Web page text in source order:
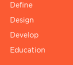
Define
Design
Develop
Education